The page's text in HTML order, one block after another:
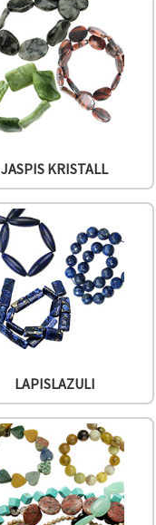
JASPIS KRISTALL
LAPISLAZULI